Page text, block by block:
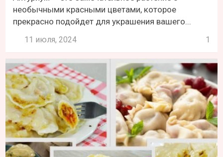
необычными красными цветами, которое
прекрасно подойдет для украшения вашего...
11 июля, 2024 1